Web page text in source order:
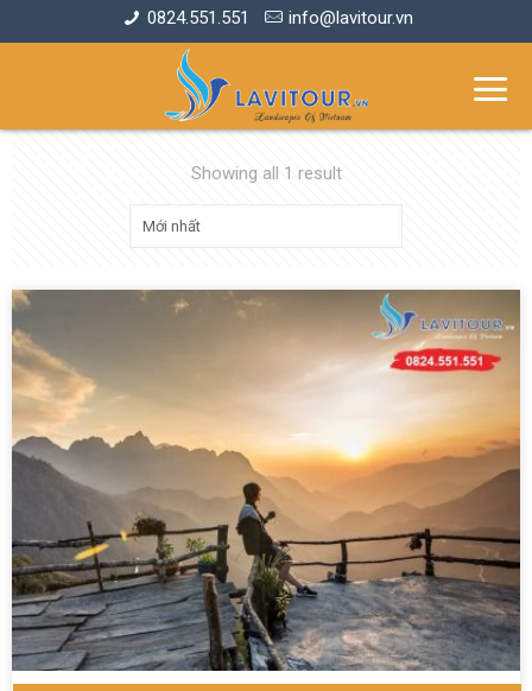
0824.551.551 info@lavitour.vn
Showing all 1 result